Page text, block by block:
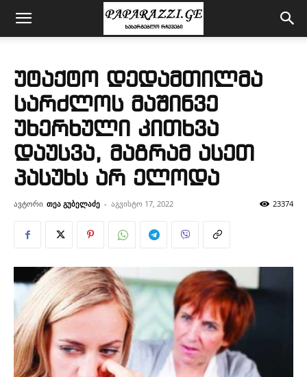
უტაქტო დედამთილმა
სარძლოს მაშინვე
უხერხული კითხვა
დაუსვა, მაგრამ ასეთ
პასუხს არ ელოდა
ავტორი თეა გუბელაძე - აგვისტო 17, 2022 23374